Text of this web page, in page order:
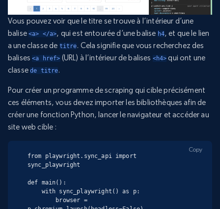
Vous pouvez voir que le titre se trouve à l’intérieur d’une
balise<a> </a>, qui est entourée d’une balise h4, et que le lien
a une classe de titre. Cela signifie que vous recherchez des
balises<a href> (URL) à l’intérieur de balises <h4> qui ont une
classede titre.
Pour créer un programme de scraping qui cible précisément
ces éléments, vous devez importer les bibliothèques afin de
créer une fonction Python, lancer le navigateur et accéder au
site web cible :
from playwright.sync_api import
sync_playwright
def main():
Copy